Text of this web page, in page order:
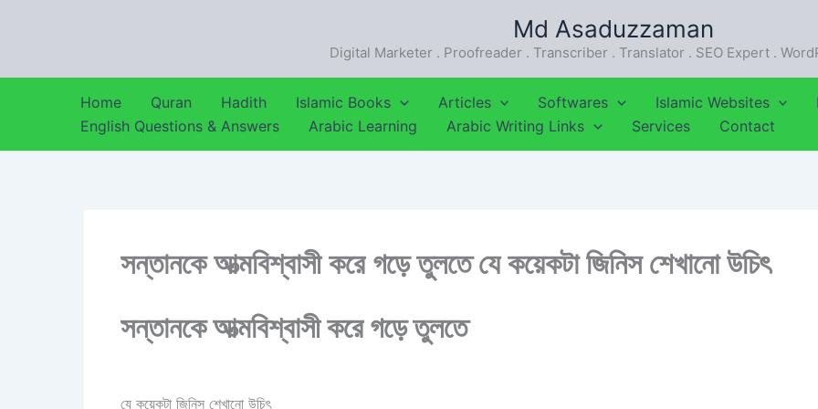
Md Asaduzzaman
Digital Marketer . Proofreader . Transcriber . Translator . SEO Expert .
Home Quran Hadith Islamic Books Articles Softwares Islamic Websites
English Questions & Answers
Arabic Learning Arabic Writing Links Services Contact
সন্তানকে আত্মবিশ্বাসী করে গড়ে তুলতে যে কয়েকটা জিনিস শেখানো উচিৎ
সন্তানকে আত্মবিশ্বাসী করে গড়ে তুলতে
যে কয়েকটা জিনিস শেখানো উচিৎ